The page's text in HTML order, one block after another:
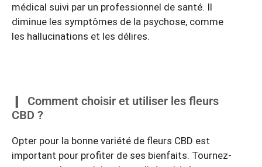
médical suivi par un professionnel de santé. Il
diminue les symptômes de la psychose, comme
les hallucinations et les délires.
Comment choisir et utiliser les fleurs
CBD ?
Opter pour la bonne variété de fleurs CBD est
important pour profiter de ses bienfaits. Tournez-